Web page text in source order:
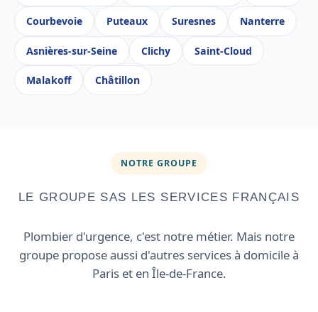
Courbevoie Puteaux Suresnes Nanterre
Asnières-sur-Seine Clichy Saint-Cloud
Malakoff Châtillon
NOTRE GROUPE
LE GROUPE SAS LES SERVICES FRANÇAIS
Plombier d'urgence, c'est notre métier. Mais notre
groupe propose aussi d'autres services à domicile à
Paris et en Île-de-France.